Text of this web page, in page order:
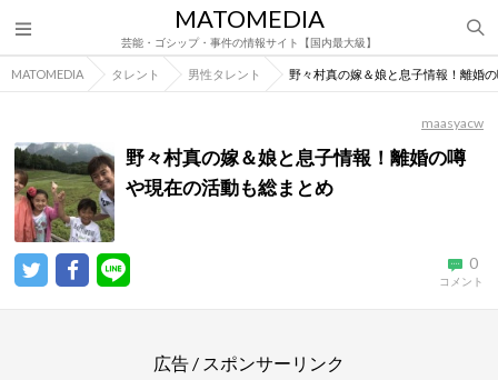
MATOMEDIA
芸能・ゴシップ・事件の情報サイト【国内最大級】
MATOMEDIA タレント 男性タレント 野々村真の嫁＆娘と息子情報！離婚
maasyacw
野々村真の嫁＆娘と息子情報！離婚の噂
や現在の活動も総まとめ
0
コメント
広告 / スポンサーリンク